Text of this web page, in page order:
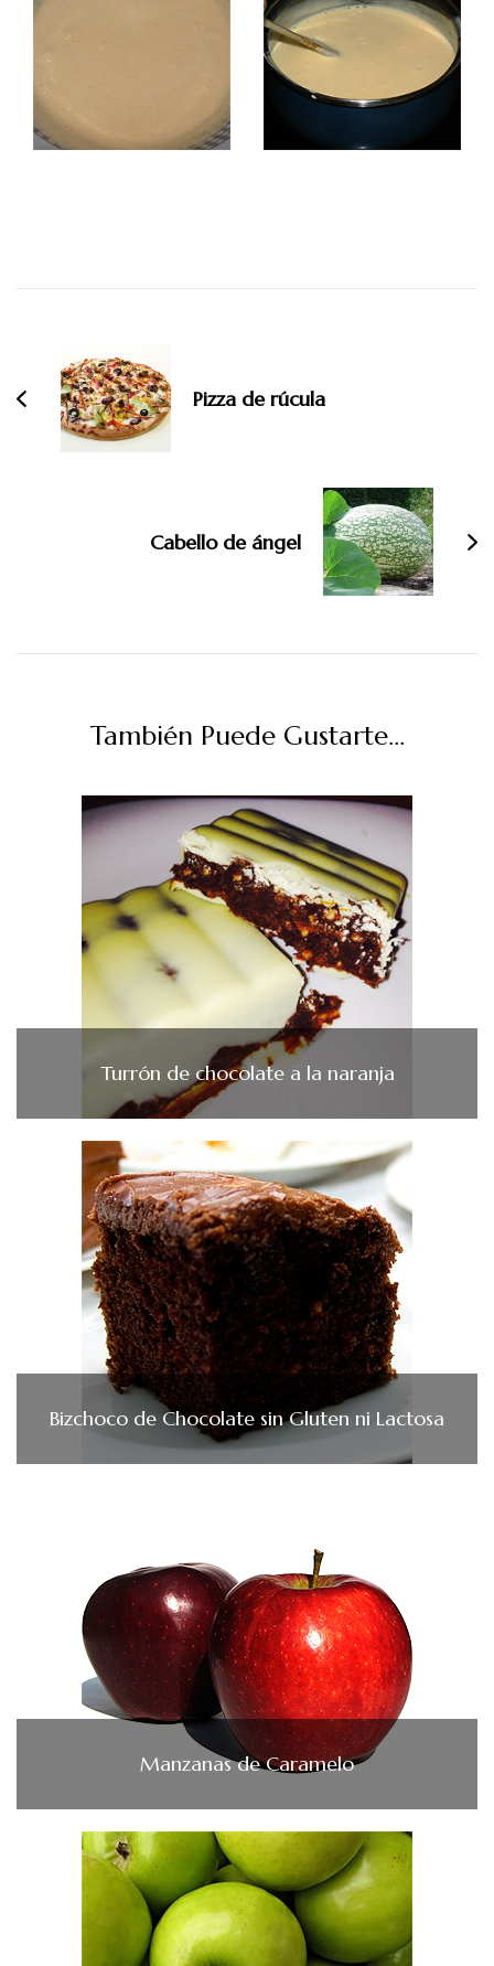
entradas
Pizza de rúcula
Cabello de ángel
También Puede Gustarte...
Turrón de chocolate a la naranja
Bizchoco de Chocolate sin Gluten ni Lactosa
Manzanas de Caramelo